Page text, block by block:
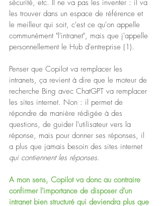
sécurité, etc. Il ne va pas les inventer : il va
les trouver dans un espace de référence et
le meilleur qui soit, c'est ce qu'on appelle
communément "l'intranet", mais que j'appelle
personnellement le Hub d'entreprise (1).
Penser que Copilot va remplacer les
intranets, ça revient à dire que le moteur de
recherche Bing avec ChatGPT va remplacer
les sites internet. Non : il permet de
répondre de manière rédigée à des
questions, de guider l'utilisateur vers la
réponse, mais pour donner ses réponses, il
a plus que jamais besoin des sites internet
qui contiennent les réponses.
A mon sens, Copilot va donc au contraire
confirmer l'importance de disposer d'un
intranet bien structuré qui deviendra plus que